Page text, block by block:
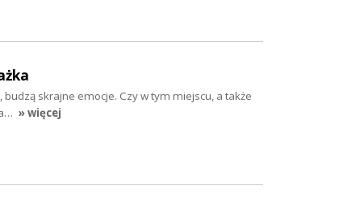
budzą skrajne emocje. Czy w tym miejscu, a także
» więcej